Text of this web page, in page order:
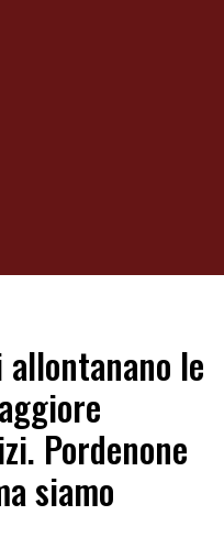
allontanano le
Pordenone
siamo